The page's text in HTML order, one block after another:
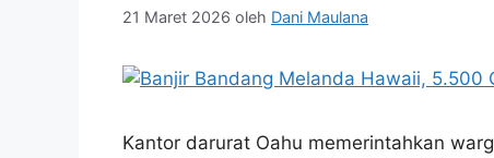
21 Maret 2026 oleh Dani Maulana
Kantor darurat Oahu memerintahkan